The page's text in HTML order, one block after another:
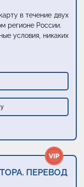
в течение двух
регионе России.
условия, никаких
ПЕРЕВОД